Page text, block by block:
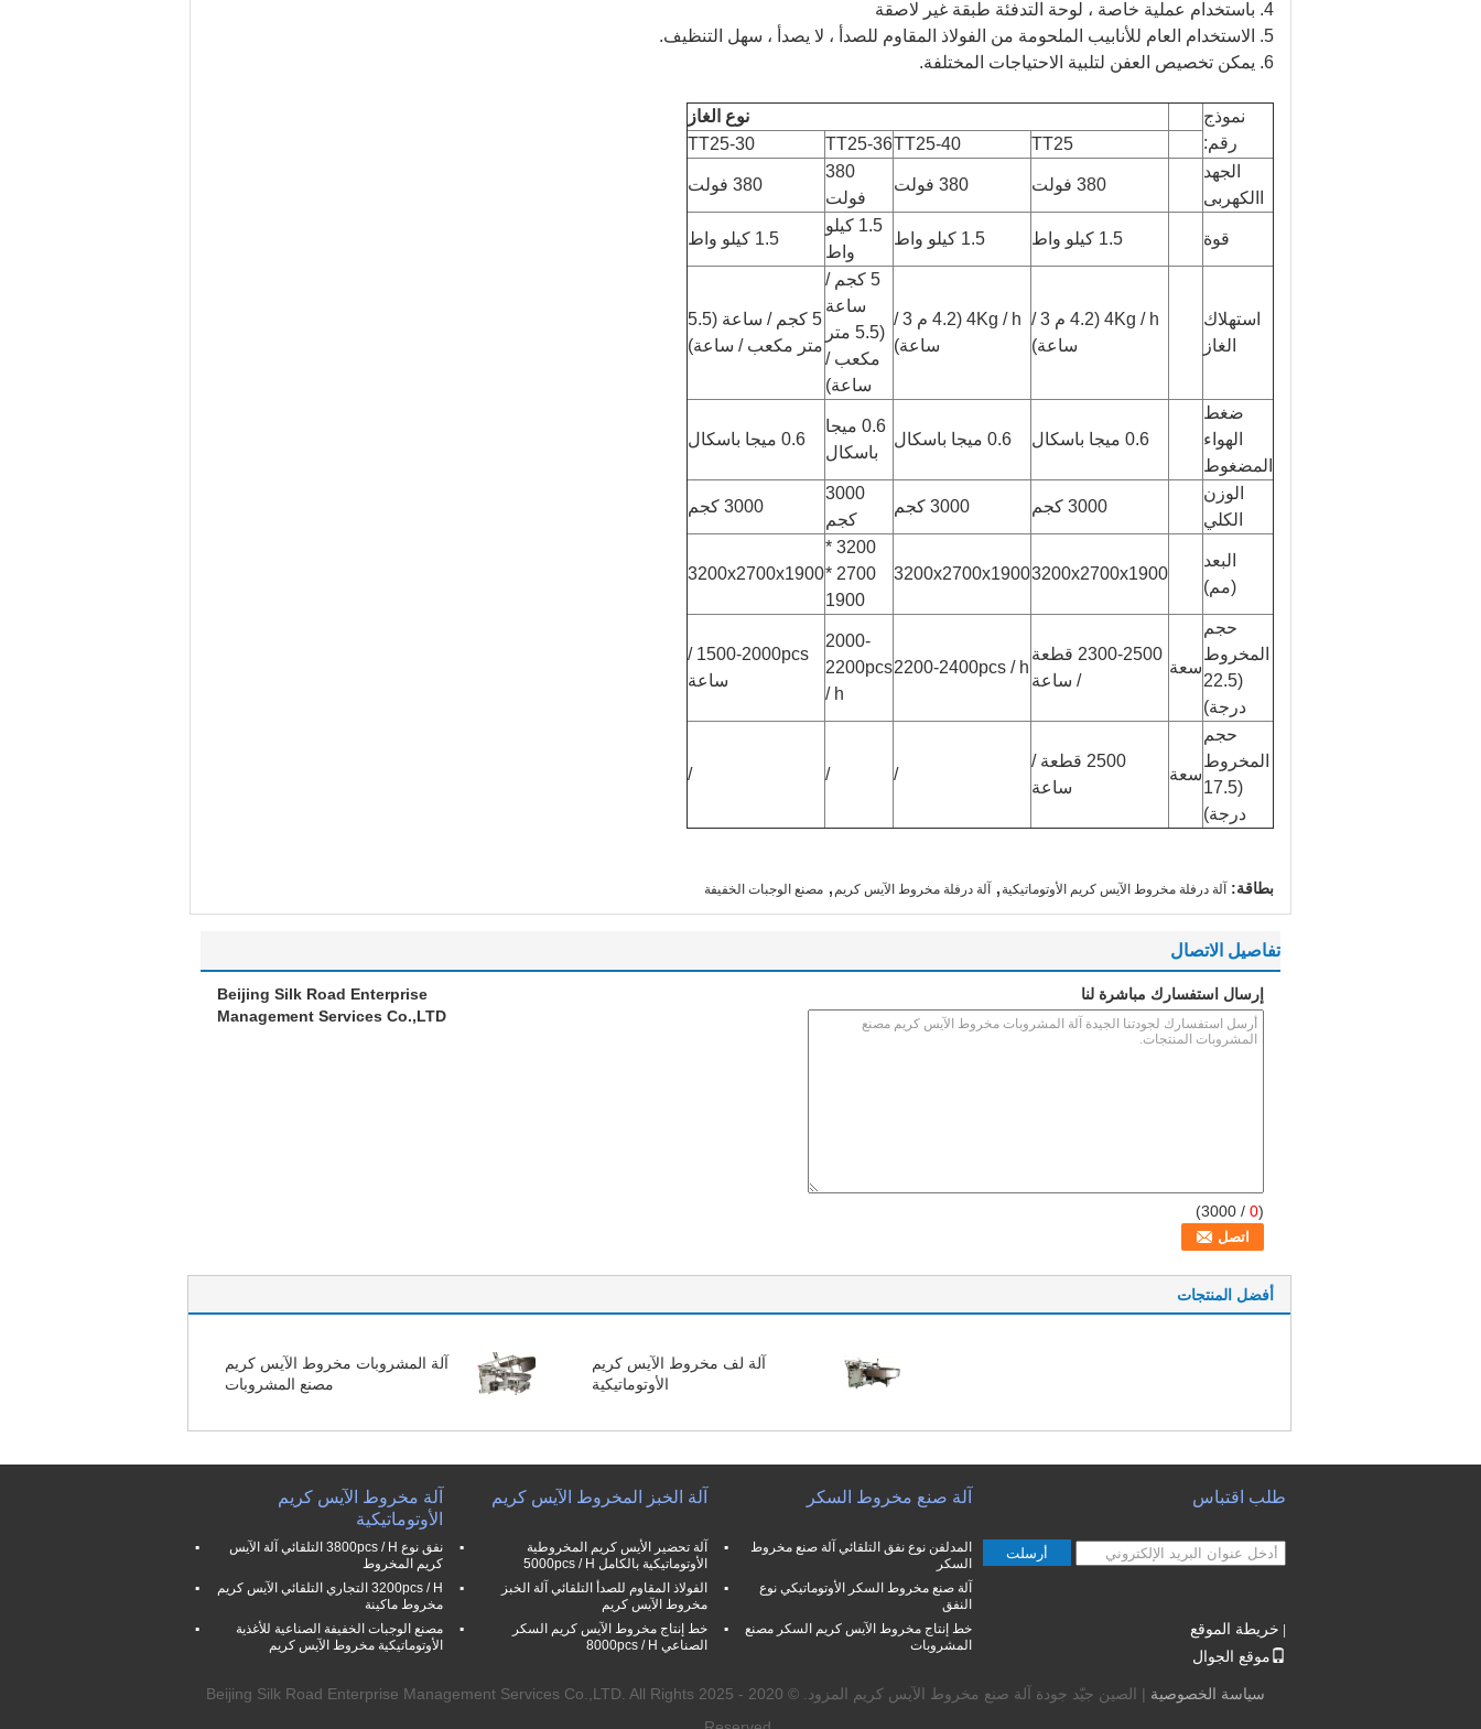
4. باستخدام عملية خاصة ، لوحة التدفئة طبقة غير لاصقة
5. الاستخدام العام للأنابيب الملحومة من الفولاذ المقاوم للصدأ ، لا يصدأ ، سهل التنظيف.
6. يمكن تخصيص العفن لتلبية الاحتياجات المختلفة.
نموذج
رقم:
نوع الغاز
TT25
TT25-40
TT25-36
TT25-30
الجهد
االكهربى
380 فولت 380 فولت
380
فولت
380 فولت
قوة 1.5 كيلو واط 1.5 كيلو واط
1.5 كيلو
واط
1.5 كيلو واط
استهلاك
الغاز
4Kg / h (4.2 م 3 /
ساعة)
4Kg / h (4.2 م 3 /
ساعة)
5 كجم /
ساعة
(5.5 متر
مكعب /
ساعة)
5 كجم / ساعة (5.5
متر مكعب / ساعة)
ضغط
الهواء
المضغوط
0.6 ميجا باسكال 0.6 ميجا باسكال
0.6 ميجا
باسكال
0.6 ميجا باسكال
الوزن
الكلي
3000 كجم 3000 كجم
3000
كجم
3000 كجم
البعد
(مم)
3200x2700x1900
3200x2700x1900
3200 *
2700 *
1900
3200x2700x1900
حجم
المخروط
(22.5
درجة)
سعة
2300-2500 قطعة
/ ساعة
2200-2400pcs / h
2000-
2200pcs
/ h
1500-2000pcs /
ساعة
حجم
المخروط
(17.5
درجة)
سعة
2500 قطعة /
ساعة
/
/
/
بطاقة: آلة درفلة مخروط الآيس كريم الأوتوماتيكية , آلة درفلة مخروط الآيس كريم , مصنع الوجبات الخفيفة
تفاصيل الاتصال
Beijing Silk Road Enterprise
Management Services Co.,LTD
إرسال استفسارك مباشرة لنا
(
0
/ 3000)
أفضل المنتجات
آلة المشروبات مخروط الآيس كريم
مصنع المشروبات
آلة لف مخروط الآيس كريم
الأوتوماتيكية
آلة مخروط الآيس كريم
الأوتوماتيكية
نفق نوع 3800pcs / H التلقائي آلة الآيس
كريم المخروط
3200pcs / H التجاري التلقائي الآيس كريم
مخروط ماكينة
مصنع الوجبات الخفيفة الصناعية للأغذية
الأوتوماتيكية مخروط الآيس كريم
آلة الخبز المخروط الآيس كريم
آلة تحضير الأيس كريم المخروطية
الأوتوماتيكية بالكامل 5000pcs / H
الفولاذ المقاوم للصدأ التلقائي آلة الخبز
مخروط الآيس كريم
خط إنتاج مخروط الآيس كريم السكر
الصناعي 8000pcs / H
آلة صنع مخروط السكر
المدلفن نوع نفق التلقائي آلة صنع مخروط
السكر
آلة صنع مخروط السكر الأوتوماتيكي نوع
النفق
خط إنتاج مخروط الآيس كريم السكر مصنع
المشروبات
طلب اقتباس
أرسلت
خريطة الموقع
موقع الجوال
سياسة الخصوصية
| الصين جيّد جودة آلة صنع مخروط الآيس كريم المزود. © 2020 - 2025 Beijing Silk Road Enterprise Management Services Co.,LTD. All Rights